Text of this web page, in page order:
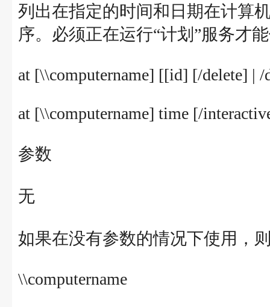
列出在指定的时间和日期在计算
序。必须正在运行“计划”服务才
at [\\computername] [[id] [/delete] | /
at [\\computername] time [/
参数
无
如果在没有参数的情况下使用，
\\computername